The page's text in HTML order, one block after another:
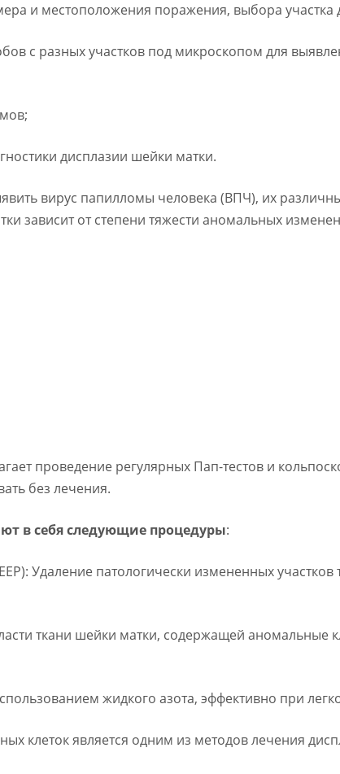
и местоположения поражения, выбора участка
с разных участков под микроскопом для
дисплазии шейки матки.
вирус папилломы человека (ВПЧ), их
зависит от степени тяжести аномальных
проведение регулярных Пап-тестов и
без лечения.
в себя следующие процедуры:
Удаление патологически измененных
ткани шейки матки, содержащей аномальные
жидкого азота, эффективно при
клеток является одним из методов лечения